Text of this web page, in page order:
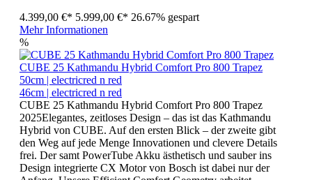
4.399,00 €* 5.999,00 €* 26.67% gespart
Mehr Informationen
%
CUBE 25 Kathmandu Hybrid Comfort Pro 800 Trapez
50cm | electricred n red
46cm | electricred n red
CUBE 25 Kathmandu Hybrid Comfort Pro 800 Trapez
2025Elegantes, zeitloses Design – das ist das Kathmandu
Hybrid von CUBE. Auf den ersten Blick – der zweite gibt
den Weg auf jede Menge Innovationen und clevere Details
frei. Der samt PowerTube Akku ästhetisch und sauber ins
Design integrierte CX Motor von Bosch ist dabei nur der